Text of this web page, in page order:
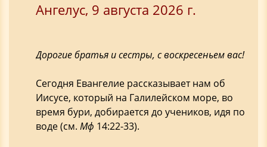
Ангелус, 9 августа 2026 г.
Дорогие братья и сестры, с воскресеньем вас!
Сегодня Евангелие рассказывает нам об
Иисусе, который на Галилейском море, во
время бури, добирается до учеников, идя по
воде (см. Мф 14:22-33).